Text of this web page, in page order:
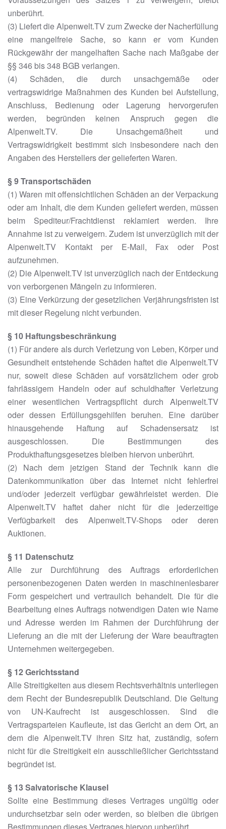
unberührt.
(3) Liefert die Alpenwelt.TV zum Zwecke der Nacherfüllung
eine mangelfreie Sache, so kann er vom Kunden
Rückgewähr der mangelhaften Sache nach Maßgabe der
§§ 346 bis 348 BGB verlangen.
(4) Schäden, die durch unsachgemäße oder
vertragswidrige Maßnahmen des Kunden bei Aufstellung,
Anschluss, Bedienung oder Lagerung hervorgerufen
werden, begründen keinen Anspruch gegen die
Alpenwelt.TV. Die Unsachgemäßheit und
Vertragswidrigkeit bestimmt sich insbesondere nach den
Angaben des Herstellers der gelieferten Waren.
§ 9 Transportschäden
(1) Waren mit offensichtlichen Schäden an der Verpackung
oder am Inhalt, die dem Kunden geliefert werden, müssen
beim Spediteur/Frachtdienst reklamiert werden. Ihre
Annahme ist zu verweigern. Zudem ist unverzüglich mit der
Alpenwelt.TV Kontakt per E-Mail, Fax oder Post
aufzunehmen.
(2) Die Alpenwelt.TV ist unverzüglich nach der Entdeckung
von verborgenen Mängeln zu informieren.
(3) Eine Verkürzung der gesetzlichen Verjährungsfristen ist
mit dieser Regelung nicht verbunden.
§ 10 Haftungsbeschränkung
(1) Für andere als durch Verletzung von Leben, Körper und
Gesundheit entstehende Schäden haftet die Alpenwelt.TV
nur, soweit diese Schäden auf vorsätzlichem oder grob
fahrlässigem Handeln oder auf schuldhafter Verletzung
einer wesentlichen Vertragspflicht durch Alpenwelt.TV
oder dessen Erfüllungsgehilfen beruhen. Eine darüber
hinausgehende Haftung auf Schadensersatz ist
ausgeschlossen. Die Bestimmungen des
Produkthaftungsgesetzes bleiben hiervon unberührt.
(2) Nach dem jetzigen Stand der Technik kann die
Datenkommunikation über das Internet nicht fehlerfrei
und/oder jederzeit verfügbar gewährleistet werden. Die
Alpenwelt.TV haftet daher nicht für die jederzeitige
Verfügbarkeit des Alpenwelt.TV-Shops oder deren
Auktionen.
§ 11 Datenschutz
Alle zur Durchführung des Auftrags erforderlichen
personenbezogenen Daten werden in maschinenlesbarer
Form gespeichert und vertraulich behandelt. Die für die
Bearbeitung eines Auftrags notwendigen Daten wie Name
und Adresse werden im Rahmen der Durchführung der
Lieferung an die mit der Lieferung der Ware beauftragten
Unternehmen weitergegeben.
§ 12 Gerichtsstand
Alle Streitigkeiten aus diesem Rechtsverhältnis unterliegen
dem Recht der Bundesrepublik Deutschland. Die Geltung
von UN-Kaufrecht ist ausgeschlossen. Sind die
Vertragsparteien Kaufleute, ist das Gericht an dem Ort, an
dem die Alpenwelt.TV ihren Sitz hat, zuständig, sofern
nicht für die Streitigkeit ein ausschließlicher Gerichtsstand
begründet ist.
§ 13 Salvatorische Klausel
Sollte eine Bestimmung dieses Vertrages ungültig oder
undurchsetzbar sein oder werden, so bleiben die übrigen